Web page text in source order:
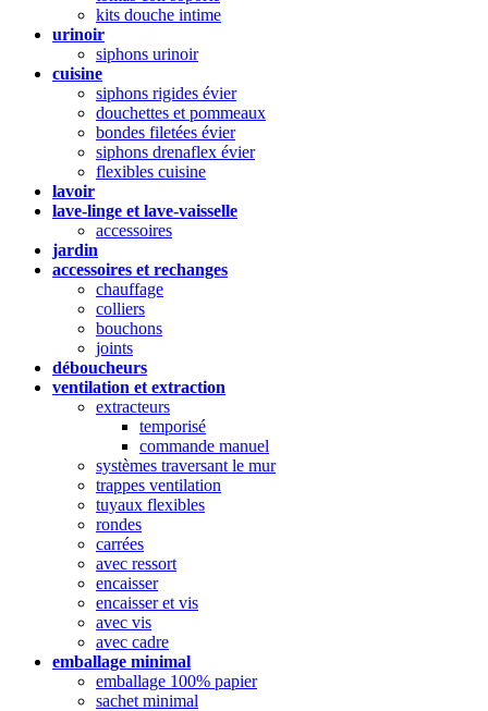
kits douche intime
urinoir
siphons urinoir
cuisine
siphons rigides évier
douchettes et pommeaux
bondes filetées évier
siphons drenaflex évier
flexibles cuisine
lavoir
lave-linge et lave-vaisselle
accessoires
jardin
accessoires et rechanges
chauffage
colliers
bouchons
joints
déboucheurs
ventilation et extraction
extracteurs
temporisé
commande manuel
systèmes traversant le mur
trappes ventilation
tuyaux flexibles
rondes
carrées
avec ressort
encaisser
encaisser et vis
avec vis
avec cadre
emballage minimal
emballage 100% papier
sachet minimal